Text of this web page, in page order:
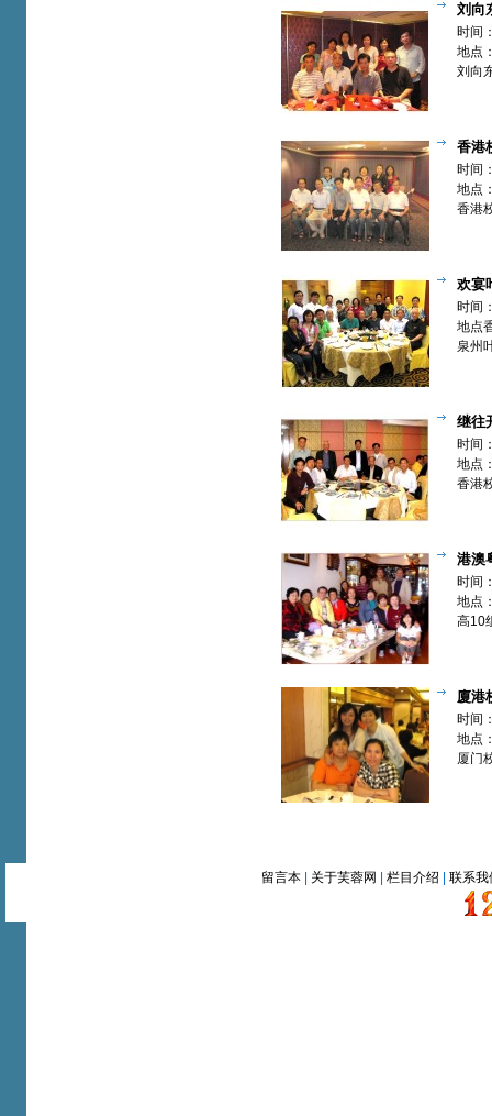
刘向
与香港
篇】
时间
地点
刘向
香港
篇】时间
地点
香港
欢宴
校友【
时间
地点
泉州
继往
篇】时间
地点
香港
港澳
篇】时间
地点
高10
廈港
频]【欢
时间
地点
厦门
留言本| 关于芙蓉网 栏目介绍 联系我